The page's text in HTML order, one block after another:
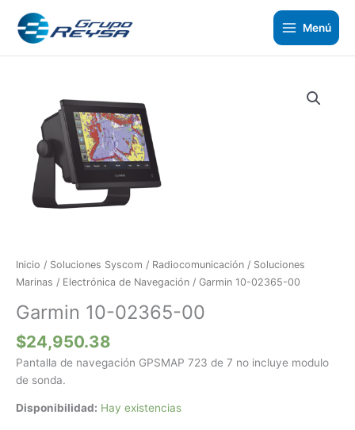
contenido
Menú
Inicio / Soluciones Syscom / Radiocomunicación / Soluciones
Marinas / Electrónica de Navegación / Garmin 10-02365-00
Garmin 10-02365-00
$24,950.38
Pantalla de navegación GPSMAP 723 de 7 no incluye modulo
de sonda.
Disponibilidad: Hay existencias
02365-
cantidad